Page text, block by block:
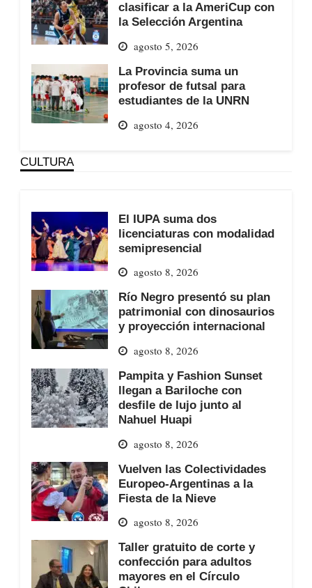
clasificar a la AmeriCup con
la Selección Argentina
agosto 5, 2026
La Provincia suma un
profesor de futsal para
estudiantes de la UNRN
agosto 4, 2026
CULTURA
El IUPA suma dos
licenciaturas con modalidad
semipresencial
agosto 8, 2026
Río Negro presentó su plan
patrimonial con dinosaurios
y proyección internacional
agosto 8, 2026
Pampita y Fashion Sunset
llegan a Bariloche con
desfile de lujo junto al
Nahuel Huapi
agosto 8, 2026
Vuelven las Colectividades
Europeo-Argentinas a la
Fiesta de la Nieve
agosto 8, 2026
Taller gratuito de corte y
confección para adultos
mayores en el Círculo